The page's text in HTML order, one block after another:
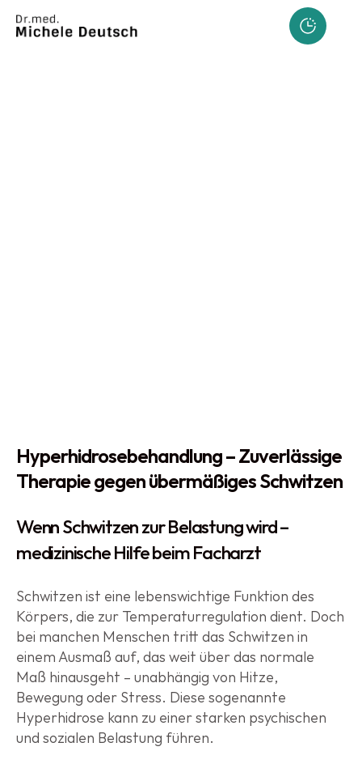
Hyperhidrosebehandlung – Zuverlässige
Therapie gegen übermäßiges Schwitzen
Wenn Schwitzen zur Belastung wird –
medizinische Hilfe beim Facharzt
Schwitzen ist eine lebenswichtige Funktion des
Körpers, die zur Temperaturregulation dient. Doch
bei manchen Menschen tritt das Schwitzen in
einem Ausmaß auf, das weit über das normale
Maß hinausgeht – unabhängig von Hitze,
Bewegung oder Stress. Diese sogenannte
Hyperhidrose kann zu einer starken psychischen
und sozialen Belastung führen.